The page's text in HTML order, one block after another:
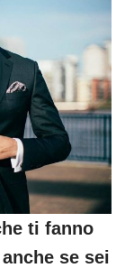
ti fanno
se sei